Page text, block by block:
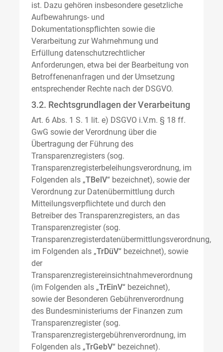
ist. Dazu gehören insbesondere gesetzliche
Aufbewahrungs- und
Dokumentationspflichten sowie die
Verarbeitung zur Wahrnehmung und
Erfüllung datenschutzrechtlicher
Anforderungen, etwa bei der Bearbeitung von
Betroffenenanfragen und der Umsetzung
entsprechender Rechte nach der DSGVO.
3.2. Rechtsgrundlagen der Verarbeitung
Art. 6 Abs. 1 S. 1 lit. e) DSGVO i.V.m. § 18 ff.
GwG sowie der Verordnung über die
Übertragung der Führung des
Transparenzregisters (sog.
Transparenzregisterbeleihungsverordnung, im
Folgenden als „TBelV“ bezeichnet), sowie der
Verordnung zur Datenübermittlung durch
Mitteilungsverpflichtete und durch den
Betreiber des Transparenzregisters, an das
Transparenzregister (sog.
Transparenzregisterdatenübermittlungsverordnung,
im Folgenden als „TrDüV“ bezeichnet), sowie
der
Transparenzregistereinsichtnahmeverordnung
(im Folgenden als „TrEinV“ bezeichnet),
sowie der Besonderen Gebührenverordnung
des Bundesministeriums der Finanzen zum
Transparenzregister (sog.
Transparenzregistergebührenverordnung, im
Folgenden als „TrGebV“ bezeichnet).